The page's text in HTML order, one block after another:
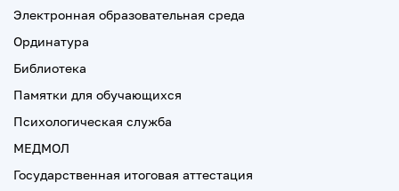
Электронная образовательная среда
Ординатура
Библиотека
Памятки для обучающихся
Психологическая служба
МЕДМОЛ
Государственная итоговая аттестация